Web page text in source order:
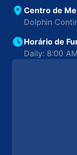
Centro de
Dolphin
Horário de
Daily: 8:00